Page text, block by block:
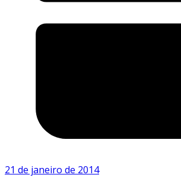
21 de janeiro de 2014